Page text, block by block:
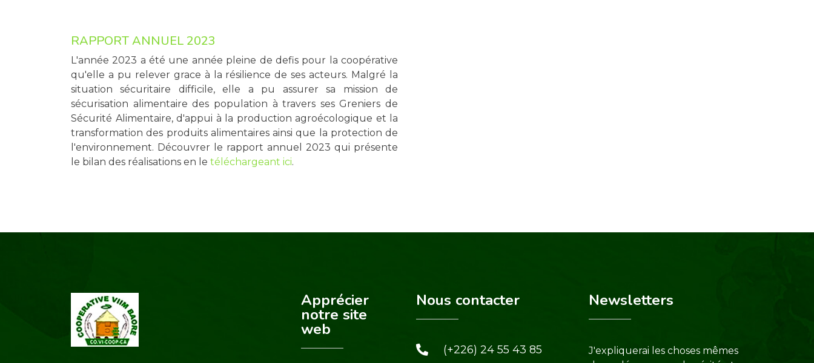
RAPPORT ANNUEL 2023
L'année 2023 a été une année pleine de defis pour la coopérative
qu'elle a pu relever grace à la résilience de ses acteurs. Malgré la
situation sécuritaire difficile, elle a pu assurer sa mission de
sécurisation alimentaire des population à travers ses Greniers de
Sécurité Alimentaire, d'appui à la production agroécologique et la
transformation des produits alimentaires ainsi que la protection de
l'environnement. Découvrer le rapport annuel 2023 qui présente
le bilan des réalisations en le téléchargeant ici.
Apprécier
notre site
web
Nous contacter
(+226) 24 55 43 85
Newsletters
J'expliquerai les choses mêmes